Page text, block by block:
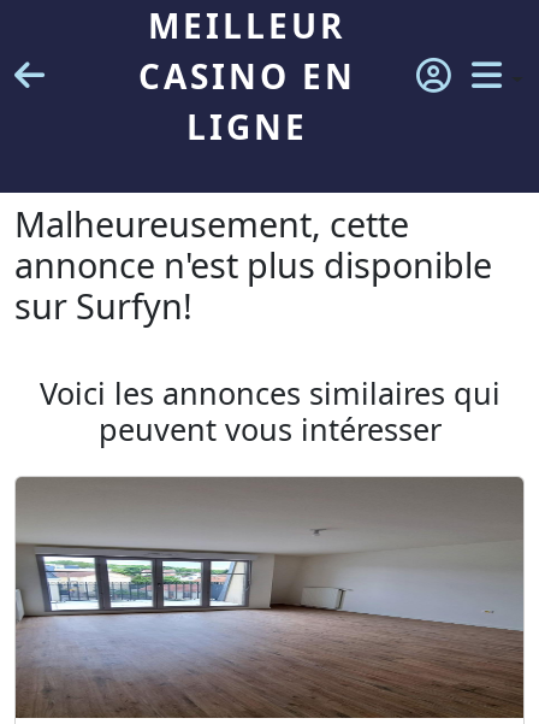
MEILLEUR
CASINO EN
LIGNE
Malheureusement, cette
annonce n'est plus disponible
sur Surfyn!
Voici les annonces similaires qui
peuvent vous intéresser